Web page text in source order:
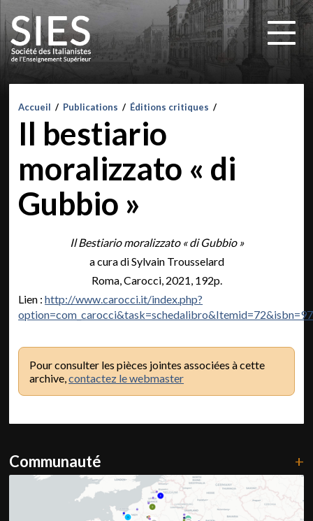
Accueil / Publications / Éditions critiques /
Il bestiario
moralizzato « di
Gubbio »
Il Bestiario moralizzato « di Gubbio »
a cura di Sylvain Trousselard
Roma, Carocci, 2021, 192p.
Lien :http://www.carocci.it/index.php?
Pour consulter les pièces jointes associées à cette
archive,contactez le webmaster
Communauté +